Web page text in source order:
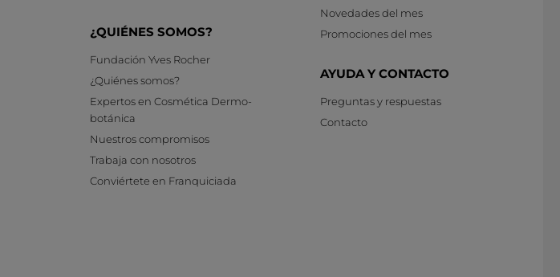
¿QUIÉNES SOMOS?
Fundación Yves Rocher
¿Quiénes somos?
Expertos en Cosmética Dermo-
botánica
Nuestros compromisos
Trabaja con nosotros
Conviértete en Franquiciada
Novedades del mes
Promociones del mes
AYUDA Y CONTACTO
Preguntas y respuestas
Contacto